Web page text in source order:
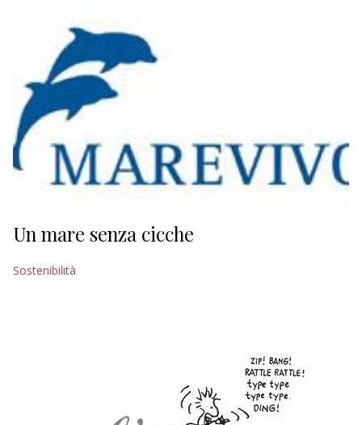
Un mare senza cicche
Sostenibilità